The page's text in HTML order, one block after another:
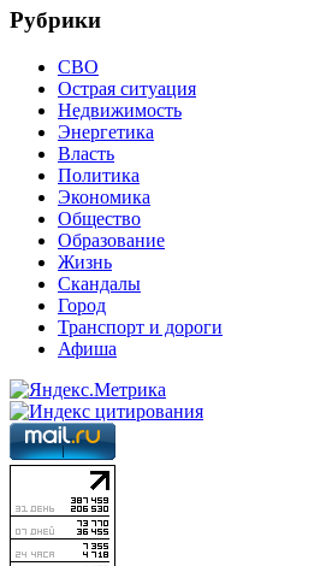
Рубрики
СВО
Острая ситуация
Недвижимость
Энергетика
Власть
Политика
Экономика
Общество
Образование
Жизнь
Скандалы
Город
Транспорт и дороги
Афиша